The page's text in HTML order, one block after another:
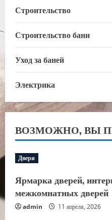
Строительство
Строительство бани
Уход за баней
Электрика
ВОЗМОЖНО, ВЫ
Двери
Ярмарка дверей,
межкомнатных дверей
admin 11 апреля, 2026